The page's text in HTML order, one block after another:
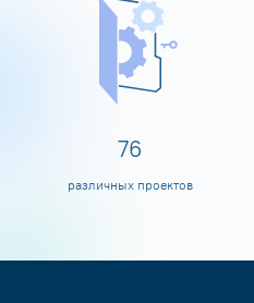
80
различных проектов